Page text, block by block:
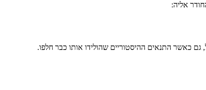
אליה:
כאשר התנאים ההיסטוריים שהולידו אותו כבר חלפו.